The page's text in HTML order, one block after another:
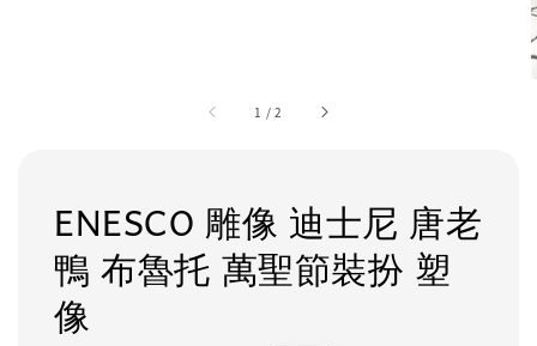
1 /2
ENESCO 雕像 迪士尼 唐老
鴨 布魯托 萬聖節裝扮 塑
像